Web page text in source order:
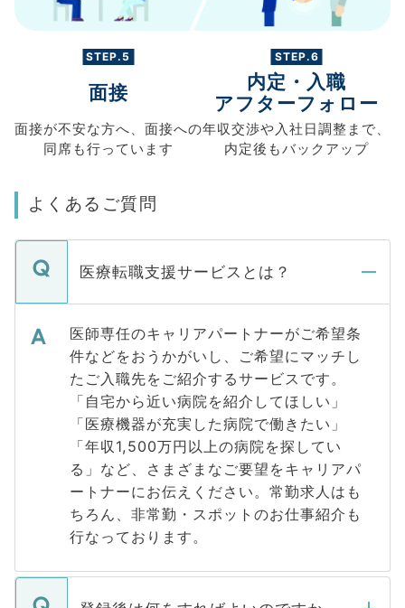
STEP.5
面接
面接が不安な方へ、 面接への
同席も行っています
STEP.6
内定・入職
アフターフォロー
年収交渉や入社日調整まで、
内定後もバックアップ
よくあるご質問
医療転職支援サービスとは？
医師専任のキャリアパートナーがご希望条
件などをおうかがいし、ご希望にマッチし
たご入職先をご紹介するサービスです。
「自宅から近い病院を紹介してほしい」
「医療機器が充実した病院で働きたい」
「年収1,500万円以上の病院を探してい
る」など、さまざまなご要望をキャリアパ
ートナーにお伝えください。常勤求人はも
ちろん、非常勤・スポットのお仕事紹介も
行なっております。